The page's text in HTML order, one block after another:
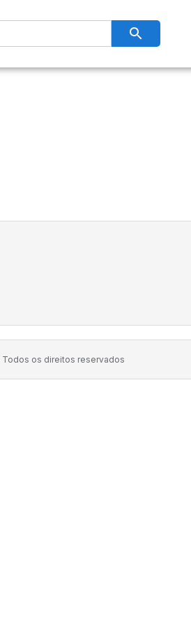
Todos os direitos reservados